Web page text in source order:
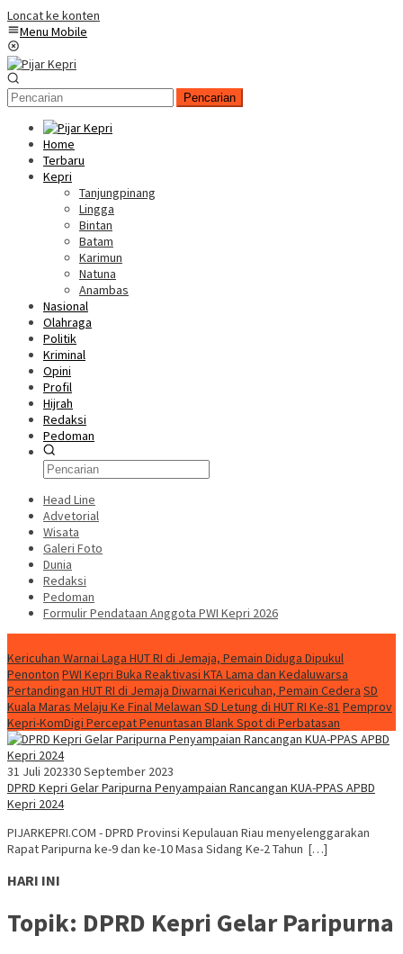
Loncat ke konten
Menu Mobile
Pencarian
Home
Terbaru
Kepri
Tanjungpinang
Lingga
Bintan
Batam
Karimun
Natuna
Anambas
Nasional
Olahraga
Politik
Kriminal
Opini
Profil
Hijrah
Redaksi
Pedoman
Head Line
Advetorial
Wisata
Galeri Foto
Dunia
Redaksi
Pedoman
Formulir Pendataan Anggota PWI Kepri 2026
Kericuhan Warnai Laga HUT RI di Jemaja, Pemain Diduga Dipukul
Penonton PWI Kepri Buka Reaktivasi KTA Lama dan Kedaluwarsa
Pertandingan HUT RI di Jemaja Diwarnai Kericuhan, Pemain Cedera SD
Kuala Maras Melaju Ke Final Melawan SD Letung di HUT RI Ke-81 Pemprov
Kepri-KomDigi Percepat Penuntasan Blank Spot di Perbatasan
31 Juli 202330 September 2023
DPRD Kepri Gelar Paripurna Penyampaian Rancangan KUA-PPAS APBD
Kepri 2024
PIJARKEPRI.COM - DPRD Provinsi Kepulauan Riau menyelenggarakan
Rapat Paripurna ke-9 dan ke-10 Masa Sidang Ke-2 Tahun […]
HARI INI
Topik: DPRD Kepri Gelar Paripurna